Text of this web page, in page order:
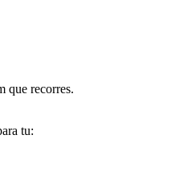
que recorres.
tu: